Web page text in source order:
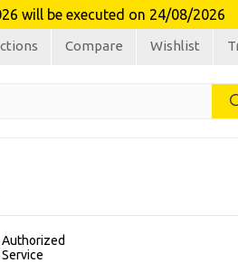
will be executed on 24/08/2026
Compare Wishlist
Authorized
Service